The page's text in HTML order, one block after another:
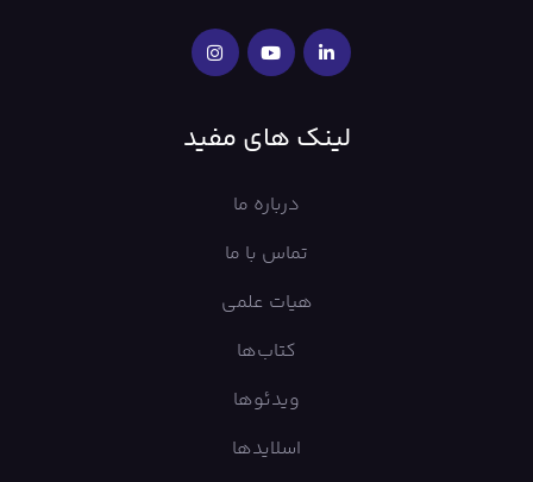
لینک های مفید
درباره ما
تماس با ما
هیات علمی
کتاب‌ها
ویدئوها
اسلایدها